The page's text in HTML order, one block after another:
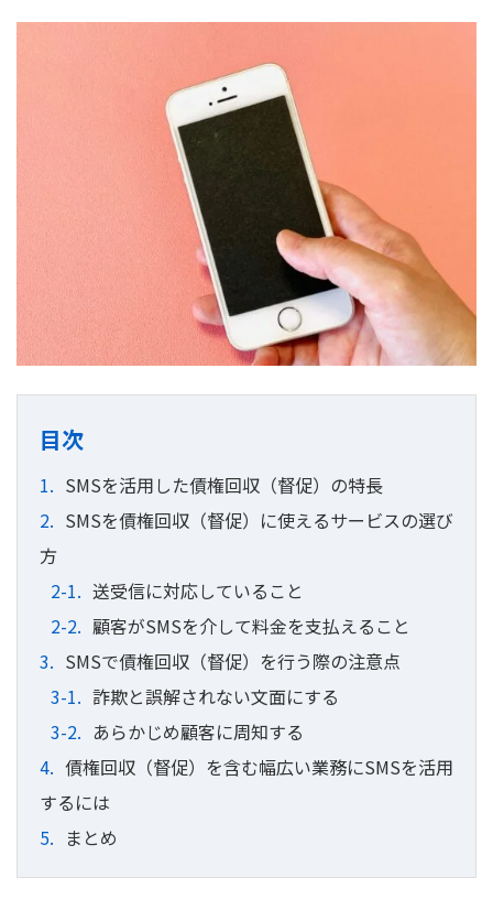
目次
SMSを活用した債権回収（督促）の特長
SMSを債権回収（督促）に使えるサービスの選び
方
送受信に対応していること
顧客がSMSを介して料金を支払えること
SMSで債権回収（督促）を行う際の注意点
詐欺と誤解されない文面にする
あらかじめ顧客に周知する
債権回収（督促）を含む幅広い業務にSMSを活用
するには
まとめ